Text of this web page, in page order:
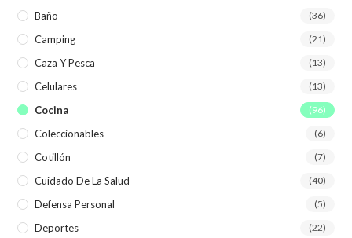
Baño (36)
Camping (21)
Caza Y Pesca (13)
Celulares (13)
Cocina (96)
Coleccionables (6)
Cotillón (7)
Cuidado De La Salud (40)
Defensa Personal (5)
Deportes (22)